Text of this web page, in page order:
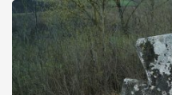
не видно, але видно дві